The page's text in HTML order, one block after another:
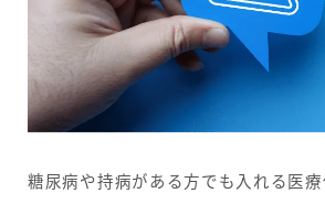
糖尿病や持病がある方でも入れる医療